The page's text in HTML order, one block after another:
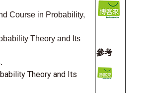
Course in Probability,
Theory and Its
Theory and Its
參考